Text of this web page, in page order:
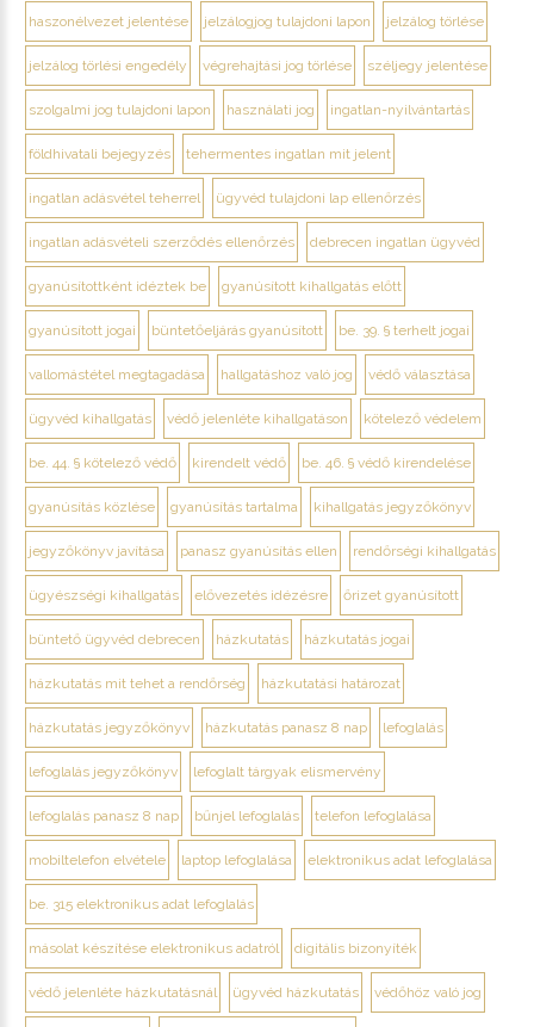
haszonélvezet jelentése jelzálogjog tulajdoni lapon jelzálog törlése
jelzálog törlési engedély végrehajtási jog törlése széljegy jelentése
szolgalmi jog tulajdoni lapon használati jog ingatlan-nyilvántartás
földhivatali bejegyzés tehermentes ingatlan mit jelent
ingatlan adásvétel teherrel ügyvéd tulajdoni lap ellenőrzés
ingatlan adásvételi szerződés ellenőrzés debrecen ingatlan ügyvéd
gyanúsítottként idéztek be gyanúsított kihallgatás előtt
gyanúsított jogai büntetőeljárás gyanúsított be. 39. § terhelt jogai
vallomástétel megtagadása hallgatáshoz való jog védő választása
ügyvéd kihallgatás védő jelenléte kihallgatáson kötelező védelem
be. 44. § kötelező védő kirendelt védő be. 46. § védő kirendelése
gyanúsítás közlése gyanúsítás tartalma kihallgatás jegyzőkönyv
jegyzőkönyv javítása panasz gyanúsítás ellen rendőrségi kihallgatás
ügyészségi kihallgatás elővezetés idézésre őrizet gyanúsított
büntető ügyvéd debrecen házkutatás házkutatás jogai
házkutatás mit tehet a rendőrség házkutatási határozat
házkutatás jegyzőkönyv házkutatás panasz 8 nap lefoglalás
lefoglalás jegyzőkönyv lefoglalt tárgyak elismervény
lefoglalás panasz 8 nap bűnjel lefoglalás telefon lefoglalása
mobiltelefon elvétele laptop lefoglalása elektronikus adat lefoglalása
be. 315 elektronikus adat lefoglalás
másolat készítése elektronikus adatról digitális bizonyíték
védő jelenléte házkutatásnál ügyvéd házkutatás védőhöz való jog